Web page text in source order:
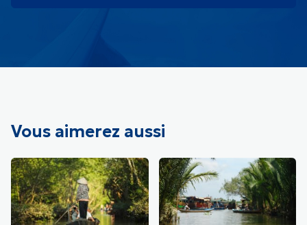
Vous aimerez aussi